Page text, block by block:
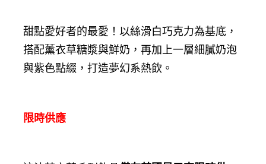
甜點愛好者的最愛！以絲滑白巧克力為基底，
搭配薰衣草糖漿與鮮奶，再加上一層細膩奶泡
與紫色點綴，打造夢幻系熱飲。
限時供應